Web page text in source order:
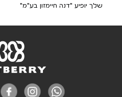
שלך יופיע "דנה חיימזון בע"מ"